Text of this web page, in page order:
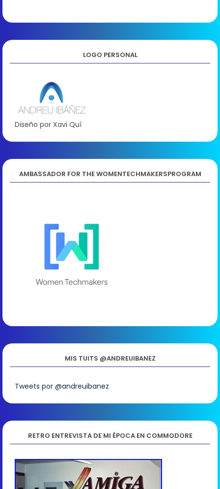
LOGO PERSONAL
Diseño por Xavi Quí
AMBASSADOR FOR THE WOMENTECHMAKERSPROGRAM
MIS TUITS @ANDREUIBANEZ
Tweets por @andreuibanez
RETRO ENTREVISTA DE MI ÉPOCA EN COMMODORE